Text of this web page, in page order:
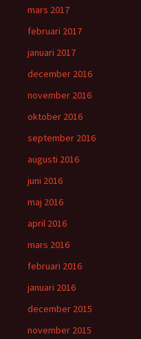
mars 2017
februari 2017
januari 2017
december 2016
november 2016
oktober 2016
september 2016
augusti 2016
juni 2016
maj 2016
april 2016
mars 2016
februari 2016
januari 2016
december 2015
november 2015